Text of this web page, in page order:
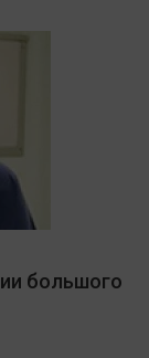
большого